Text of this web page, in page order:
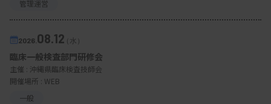
管理運営
2026. 08.12（水）
臨床一般検査部門研修会
主催 : 沖縄県臨床検査技師会
開催場所 : WEB
一般